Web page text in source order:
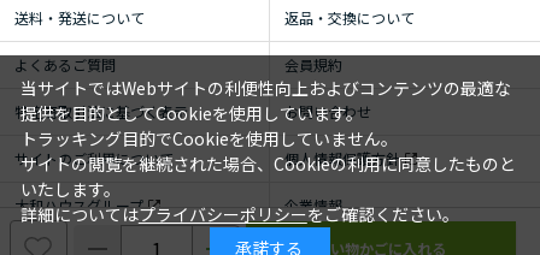
送料・発送について 返品・交換について
よくあるご質問 会員規約
特定商取引法に基づく表示 お問い合わせ
サイトのご利用について 個人情報保護方針
大和ハウスグループ 企業情報
当サイトではWebサイトの利便性向上およびコンテンツの最適な
提供を目的としてCookieを使用しています。
トラッキング目的でCookieを使用していません。
サイトの閲覧を継続された場合、Cookieの利用に同意したものと
いたします。
詳細についてはプライバシーポリシーをご確認ください。
承諾する